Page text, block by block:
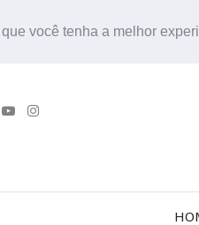
você tenha a melhor